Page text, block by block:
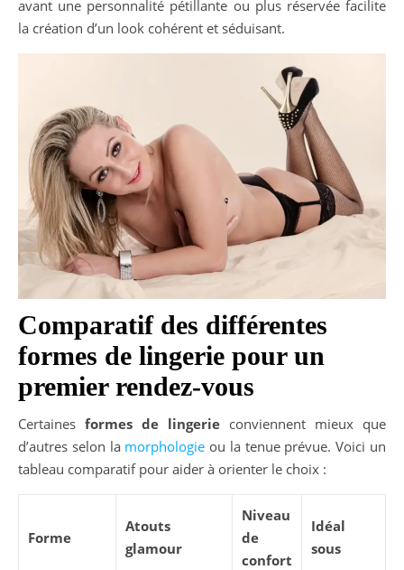
avant une personnalité pétillante ou plus réservée facilite
la création d’un look cohérent et séduisant.
Comparatif des différentes
formes de lingerie pour un
premier rendez-vous
Certaines formes de lingerie conviennent mieux que
d’autres selon la morphologie ou la tenue prévue. Voici un
tableau comparatif pour aider à orienter le choix :
Forme
Atouts
glamour
Niveau
de
confort
Idéal
sous